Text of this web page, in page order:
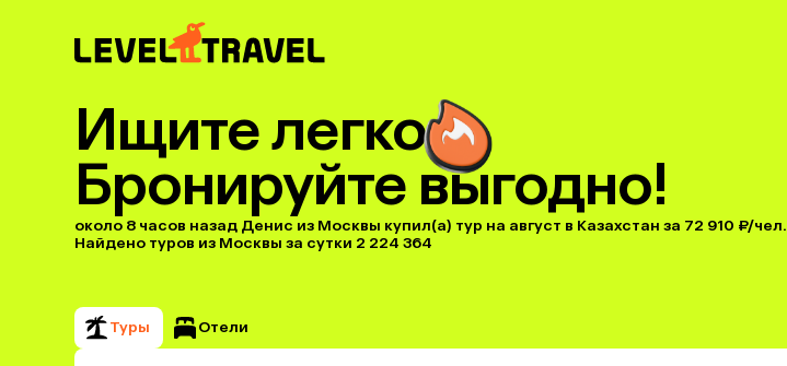
Ищите легко
Бронируйте выгодно!
около 8 часов назад Денис из Москвы купил(a) тур на август в Казахстан за 72 910 ₽/чел.
Найдено туров из Москвы за сутки 2 224 364
Туры Отели